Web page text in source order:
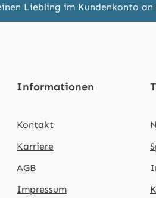
Liebling im Kundenkonto
Informationen
Kontakt
Karriere
AGB
Impressum